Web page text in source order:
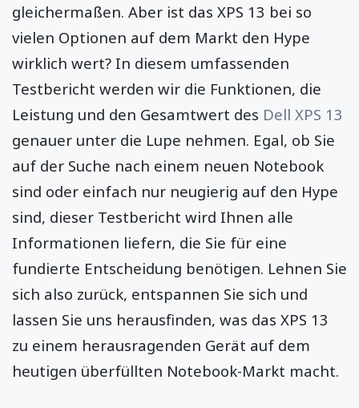
gleichermaßen. Aber ist das XPS 13 bei so
vielen Optionen auf dem Markt den Hype
wirklich wert? In diesem umfassenden
Testbericht werden wir die Funktionen, die
Leistung und den Gesamtwert des Dell XPS 13
genauer unter die Lupe nehmen. Egal, ob Sie
auf der Suche nach einem neuen Notebook
sind oder einfach nur neugierig auf den Hype
sind, dieser Testbericht wird Ihnen alle
Informationen liefern, die Sie für eine
fundierte Entscheidung benötigen. Lehnen Sie
sich also zurück, entspannen Sie sich und
lassen Sie uns herausfinden, was das XPS 13
zu einem herausragenden Gerät auf dem
heutigen überfüllten Notebook-Markt macht.